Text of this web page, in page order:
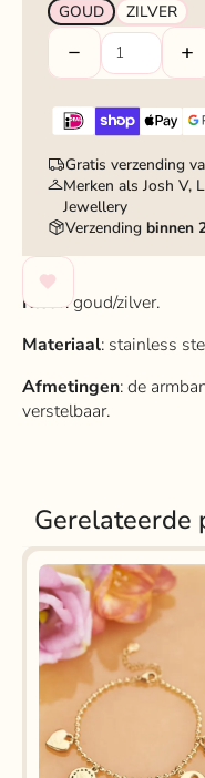
GOUD ZILVER
Gratis verzending
Merken als Josh V,
Jewellery
Verzendingbinnen
Kleur: goud/zilver.
Materiaal: stainless
Afmetingen: de
verstelbaar.
Gerelateerde